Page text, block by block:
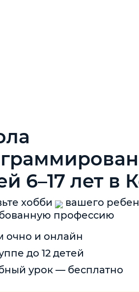
6–17 лет в
талант вашего
профессию
очно и онлайн
до 12 детей
урок — бесплатно